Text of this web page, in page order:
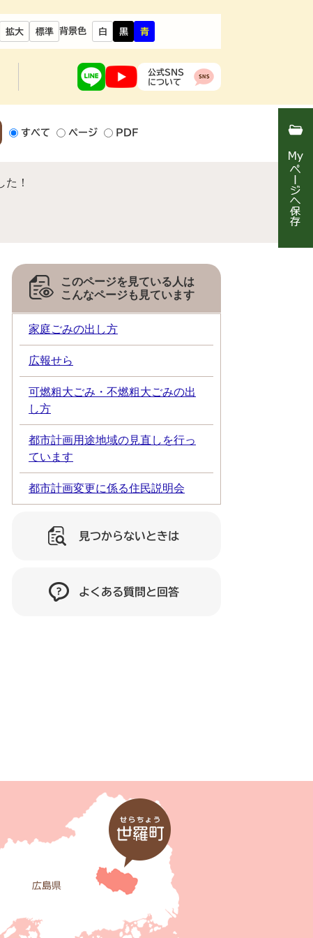
拡大 標準 背景色 白 黒 青
公式SNS
について
すべて ページ PDF
！
このページを見ている人は
こんなページも見ています
家庭ごみの出し方
広報せら
可燃粗大ごみ・不燃粗大ごみの出
し方
都市計画用途地域の見直しを行っ
ています
都市計画変更に係る住民説明会
見つからないときは
よくある質問と回答